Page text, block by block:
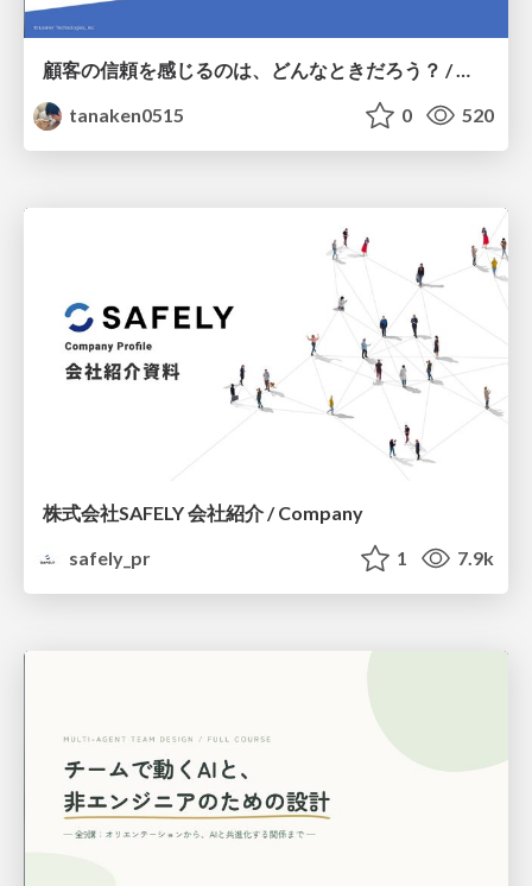
顧客の信頼を感じるのは、どんなときだろう？ / When do you feel a customer's trust?
tanaken0515
0 520
株式会社SAFELY 会社紹介 / Company
safely_pr
1 7.9k